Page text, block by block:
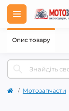
Мотозапчасти
Опис товару